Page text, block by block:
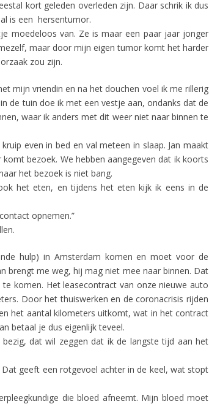
kort geleden overleden zijn. Daar schrik ik dus
is een hersentumor.
moedeloos van. Ze is maar een paar jaar jonger
maar door mijn eigen tumor komt het harder
zou zijn.
mijn vriendin en na het douchen voel ik me rillerig
de tuin doe ik met een vestje aan, ondanks dat de
waar ik anders met dit weer niet naar binnen te
even in bed en val meteen in slaap. Jan maakt
bezoek. We hebben aangegeven dat ik koorts
het bezoek is niet bang.
het eten, en tijdens het eten kijk ik eens in de
opnemen.”
hulp) in Amsterdam komen en moet voor de
brengt me weg, hij mag niet mee naar binnen. Dat
komen. Het leasecontract van onze nieuwe auto
Door het thuiswerken en de coronacrisis rijden
het aantal kilometers uitkomt, wat in het contract
betaal je dus eigenlijk teveel.
dat wil zeggen dat ik de langste tijd aan het
geeft een rotgevoel achter in de keel, wat stopt
die bloed afneemt. Mijn bloed moet